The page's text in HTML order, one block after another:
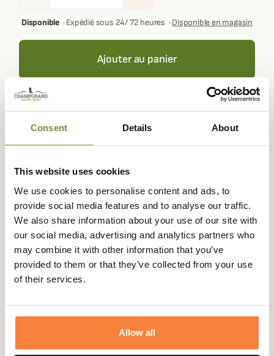
Consent Details About
This website uses cookies
We use cookies to personalise content and ads, to
provide social media features and to analyse our traffic.
We also share information about your use of our site with
our social media, advertising and analytics partners who
may combine it with other information that you’ve
provided to them or that they’ve collected from your use
of their services.
Allow all
Disponible·Expédié sous 24/ 72 heures ·Disponible en magasin
Ajouter au panier
Votre panier doit contenir au moins 100,00 € de produits
pour pouvoir obtenir des récompenses fidélité.
Expédié dans
la journée
Échange ou
retour sous
90 jours
Paiement
sécurisé
Paiement en
3 fois dès 100
euros
Description
Crispi vous propose les chaussettes chaudes Fly Fishing
de Crispi pour vos chasses et activités par températures
très froides.